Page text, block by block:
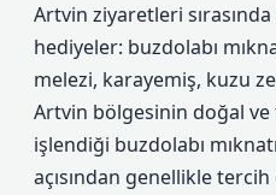
Artvin ziyaretleri
hediyeler: buzdolabı
melezi, karayemiş, kuzu
Artvin bölgesinin doğal
işlendiği buzdolabı
açısından genellikle tercih